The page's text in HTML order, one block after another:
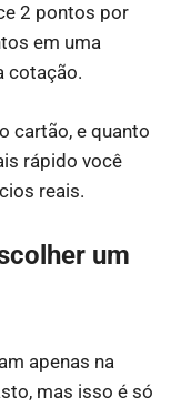
2 pontos por
em uma
cotação.
cartão, e quanto
rápido você
reais.
um
apenas na
mas isso é só